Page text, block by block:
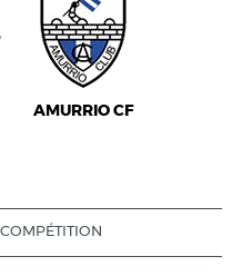
AMURRIO CF